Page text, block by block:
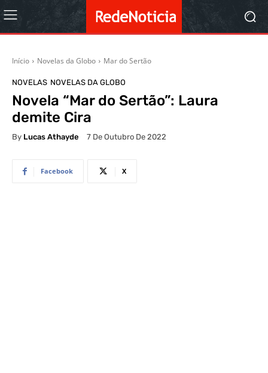
Início Novelas da Globo Mar do Sertão
NOVELAS NOVELAS DA GLOBO
Novela “Mar do Sertão”: Laura
demite Cira
By Lucas Athayde 7 De Outubro De 2022
Facebook X